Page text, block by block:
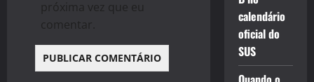
próxima vez que eu
comentar.
calendário
oficial do
SUS